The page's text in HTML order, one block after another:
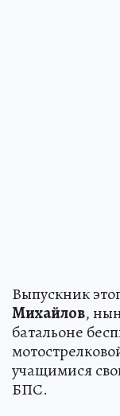
Выпускник
Михайлов,
батальоне
учащимися
БПС.